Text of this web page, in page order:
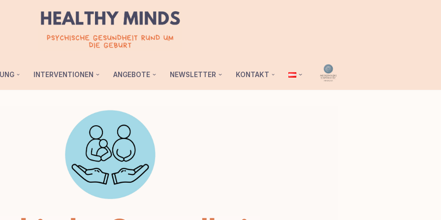
INTERVENTIONEN ANGEBOTE NEWSLETTER KONTAKT